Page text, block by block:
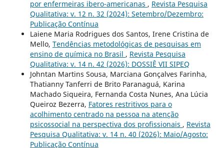
por enfermeiras ibero-americanas , Revista Pesquisa
Qualitativa: v. 12 n. 32 (2024): Setembro/Dezembro:
Publicação Contínua
Laiene Maria Rodrigues dos Santos, Irene Cristina de
Mello, Tendências metodológicas de pesquisas em
ensino de química no Brasil , Revista Pesquisa
Qualitativa: v. 14 n. 42 (2026): DOSSIÊ VII SIPEQ
Johntan Martins Sousa, Marciana Gonçalves Farinha,
Thatianny Tanferri de Brito Paranaguá, Karina
Machado Siqueira, Fernanda Costa Nunes, Ana Lúcia
Queiroz Bezerra, Fatores restritivos para o
acolhimento centrado na pessoa na atenção
psicossocial na perspectiva dos profissionais , Revista
Pesquisa Qualitativa: v. 14 n. 40 (2026): Maio/Agosto:
Publicação Contínua